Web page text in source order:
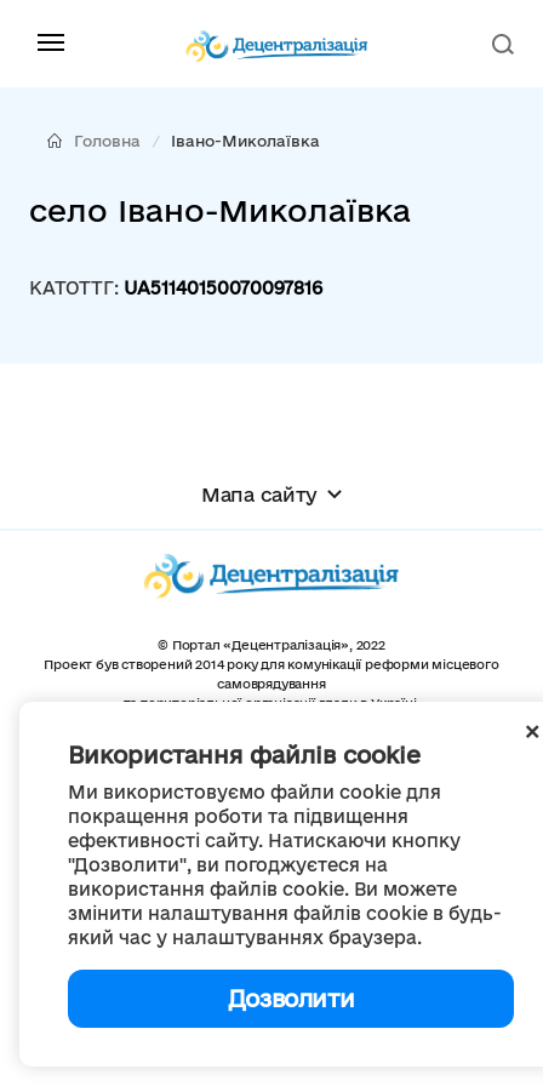
Використання файлів cookie
Ми використовуємо файли cookie для
покращення роботи та підвищення
ефективності сайту. Натискаючи кнопку
"Дозволити", ви погоджуєтеся на
використання файлів cookie. Ви можете
змінити налаштування файлів cookie в будь-
який час у налаштуваннях браузера.
Дозволити
Головна Івано-Миколаївка
село Івано-Миколаївка
КАТОТТГ: UA51140150070097816
Мапа сайту
© Портал «Децентралізація», 2022
Проект був створений 2014 року для комунікації реформи місцевого
самоврядування
та територіальної організації влади в Україні.
Весь контент доступний за ліцензією
Creative Commons Attribution 4.0 International license,
якщо не зазначено інше